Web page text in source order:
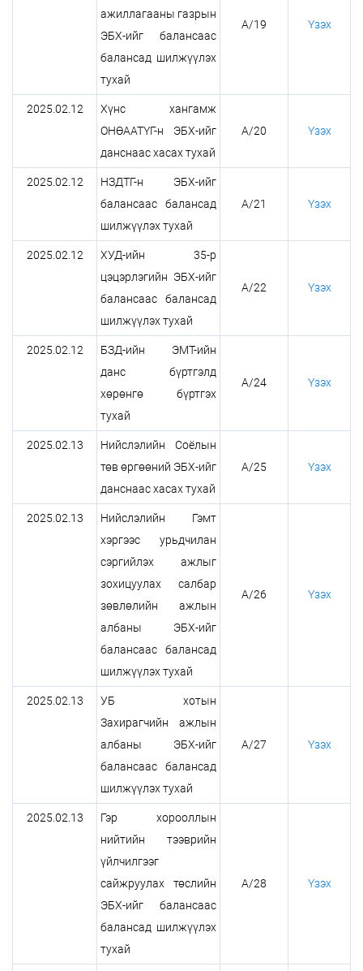
ажиллагааны газрын
ЭБХ-ийг балансаас
балансад шилжүүлэх
тухай
А/19 Үзэх
2025.02.12
Хүнс хангамж
ОНӨААТҮГ-н ЭБХ-ийг
данснаас хасах тухай
А/20 Үзэх
2025.02.12
НЗДТГ-н ЭБХ-ийг
балансаас балансад
шилжүүлэх тухай
А/21 Үзэх
2025.02.12
ХУД-ийн 35-р
цэцэрлэгийн ЭБХ-ийг
балансаас балансад
шилжүүлэх тухай
А/22 Үзэх
2025.02.12
БЗД-ийн ЭМТ-ийн
данс бүртгэлд
хөрөнгө бүртгэх
тухай
А/24 Үзэх
2025.02.13
Нийслэлийн Соёлын
төв өргөөний ЭБХ-ийг
данснаас хасах тухай
А/25 Үзэх
2025.02.13
Нийслэлийн Гэмт
хэргээс урьдчилан
сэргийлэх ажлыг
зохицуулах салбар
зөвлөлийн ажлын
албаны ЭБХ-ийг
балансаас балансад
шилжүүлэх тухай
А/26 Үзэх
2025.02.13
УБ хотын
Захирагчийн ажлын
албаны ЭБХ-ийг
балансаас балансад
шилжүүлэх тухай
А/27 Үзэх
2025.02.13
Гэр хорооллын
нийтийн тээврийн
үйлчилгээг
сайжруулах төслийн
ЭБХ-ийг балансаас
балансад шилжүүлэх
тухай
А/28 Үзэх